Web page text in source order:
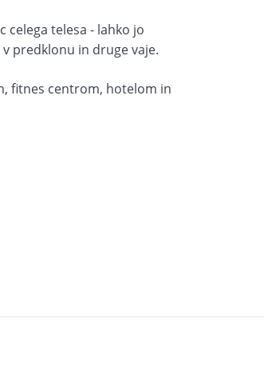
celega telesa - lahko jo
predklonu in druge vaje.
fitnes centrom, hotelom in